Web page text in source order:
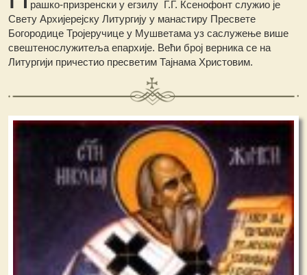
рашко-призренски у егзилу Г.Г. Ксенофонт служио је
Свету Архијерејску Литургију у манастиру Пресвете
Богородице Тројеручице у Мушветама уз саслужење више
свештенослужитеља епархије. Већи број верника се на
Литургији причестио пресветим Тајнама Христовим.